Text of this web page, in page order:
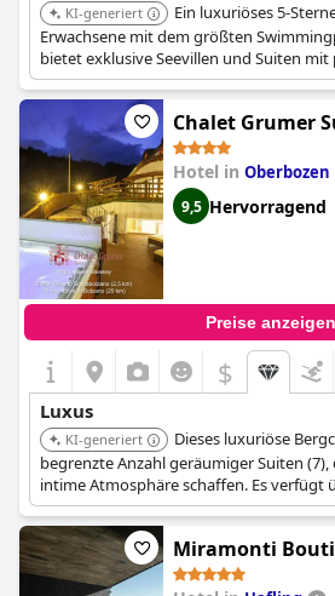
KI-generiert
Ein luxuriöses 5-
Erwachsene mit dem größten
bietet exklusive Seevillen und Suiten
Saunen, die eine Atmosphäre höchster
Gourmet-Erlebnisse bieten.
Chalet Grumer
Hotel in Oberbozen
9,5 Hervorragend
Preise anzeigen
$
Luxus
KI-generiert
Dieses luxuriöse
begrenzte Anzahl geräumiger Suiten
intime Atmosphäre schaffen. Es verfügt
Spa-Bereich mit Innenpool,
vor der Kulisse atemberaubender
Miramonti